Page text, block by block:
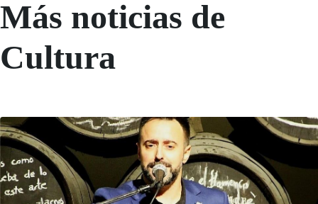
Más noticias de
Cultura